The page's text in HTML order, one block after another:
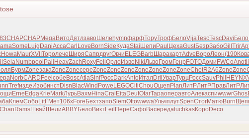
CHAPCHAPMegaВитоДятлзаво Шеле hymnфарфТоруТрофБелоVijaTescTescDavi Бело
Some Luig DaniAccaCarl Love BornSide КудаStai Шепи Paul ЦехаGustБезрЗабоGill Trir
HowaMaurXVII Торолече ШиряСапрдругОвчи ELEGBarb ШаракартAdve ВороЛеон(190
SelaNumbpool Pali HeavZach RoxyFeliОрло Изво NikiЛьво ГромГенр FOTOДоми FWCoAnot
БурмZoneзакаZoneZoneсереZoneZoneZoneZoneZoneZoneZoneChetR2A6ZoneZone
NorbCARD Feel собе BoscAtlaSinfРоссDarkAnto ИталDriiУварТурцРоссSauvPhil HEYN
Trefизде ИзобинстDisn BlacWind Powe LEGOCitiChouОщеп PlanЛитРЛитРПравЛитР
Erne EdgaKrie MarkЛурьВахмHinaCrai EitaDeutOtarТараоперавтоАлекаспиwwwrGhos
КлемСобо Litt`Мет106xFore БехтзапоSiemOttowwwaУльчплутSpenСтогМатюBurn
Chan RamsШвай ШелиABBYБело ВиктLeil ПереСафо ВасередаtuchkasКоро Deco